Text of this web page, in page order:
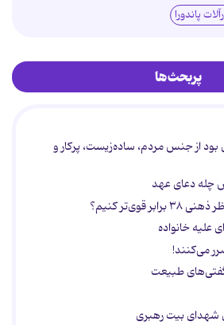
پاندورا
پربحث‌ها
از جنس مردم، ساده‌زیست، پرکار و
چله دعای عهد
قوی‌تر کنیم؟
می‌کنند!
طبیعت
شهدای بیت رهبری